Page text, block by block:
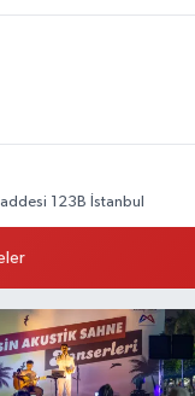
123B İstanbul